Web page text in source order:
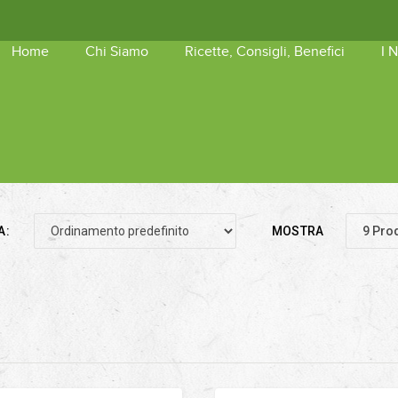
Home Chi Siamo Ricette, Consigli, Benefici I
MOSTRA